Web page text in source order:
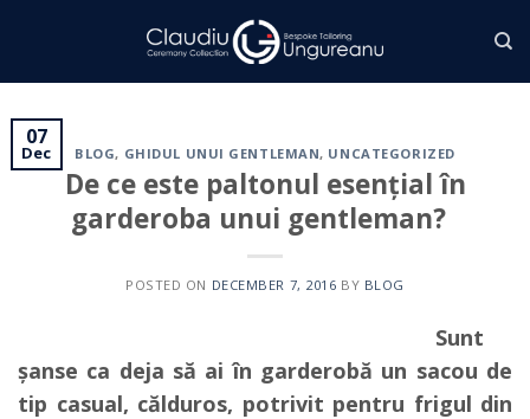
07
Dec BLOG, GHIDUL UNUI GENTLEMAN, UNCATEGORIZED
De ce este paltonul esențial în
garderoba unui gentleman?
POSTED ON DECEMBER 7, 2016 BY BLOG
Sunt
șanse ca deja să ai în garderobă un sacou de
tip casual, călduros, potrivit pentru frigul din